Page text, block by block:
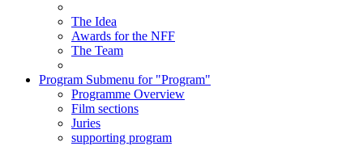
The Idea
Awards for the NFF
The Team
Program Submenu for "Program"
Programme Overview
Film sections
Juries
supporting program